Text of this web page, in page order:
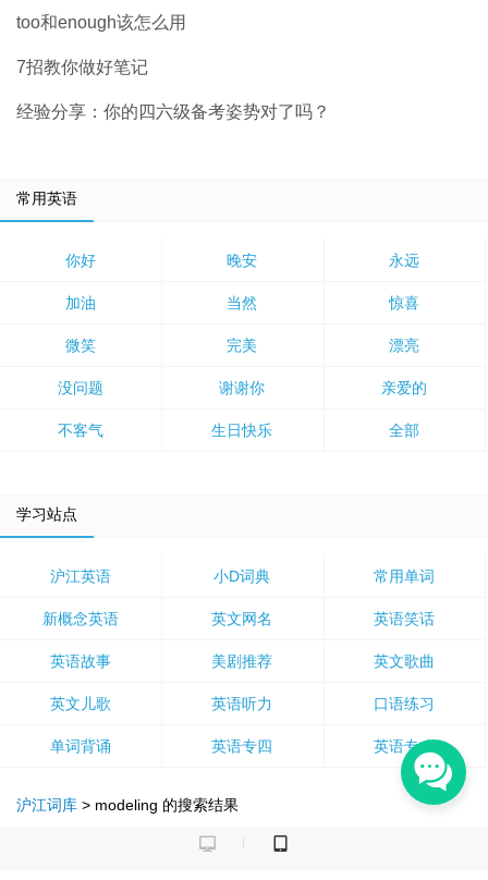
too和enough该怎么用
7招教你做好笔记
经验分享：你的四六级备考姿势对了吗？
常用英语
你好 晚安 永远
加油 当然 惊喜
微笑 完美 漂亮
没问题 谢谢你 亲爱的
不客气 生日快乐 全部
学习站点
沪江英语 小D词典 常用单词
新概念英语 英文网名 英语笑话
英语故事 美剧推荐 英文歌曲
英文儿歌 英语听力 口语练习
单词背诵 英语专四 英语专八
沪江词库 > modeling 的搜索结果